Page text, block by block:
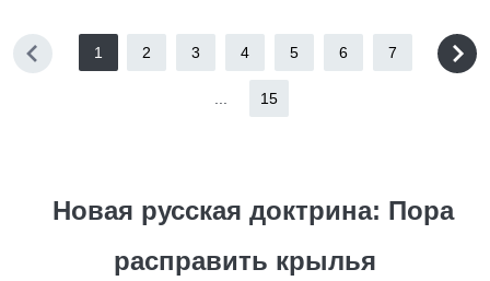
1 2 3 4 5 6 7
15
Новая русская доктрина: Пора
расправить крылья